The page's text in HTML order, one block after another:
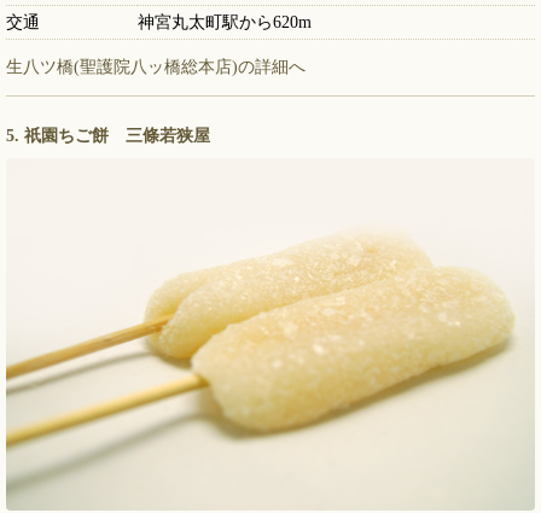
交通
神宮丸太町駅から620m
生八ツ橋(聖護院八ッ橋総本店)の詳細へ
5. 祇園ちご餅 三條若狭屋